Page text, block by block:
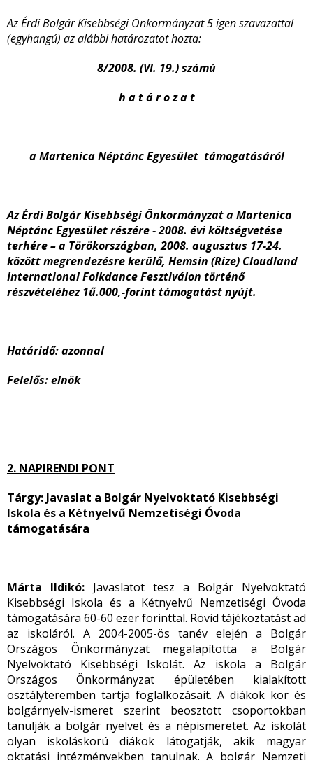
Az Érdi Bolgár Kisebbségi Önkormányzat 5 igen szavazattal
(egyhangú) az alábbi határozatot hozta:
8/2008. (VI. 19.) számú
h a t á r o z a t
a Martenica Néptánc Egyesület támogatásáról
Az Érdi Bolgár Kisebbségi Önkormányzat a Martenica
Néptánc Egyesület részére - 2008. évi költségvetése
terhére – a Törökországban, 2008. augusztus 17-24.
között megrendezésre kerülő, Hemsin (Rize) Cloudland
International Folkdance Fesztiválon történő
részvételéhez 1ű.000,-forint támogatást nyújt.
Határidő: azonnal
Felelős: elnök
2. NAPIRENDI PONT
Tárgy: Javaslat a Bolgár Nyelvoktató Kisebbségi
Iskola és a Kétnyelvű Nemzetiségi Óvoda
támogatására
Márta Ildikó: Javaslatot tesz a Bolgár Nyelvoktató
Kisebbségi Iskola és a Kétnyelvű Nemzetiségi Óvoda
támogatására 60-60 ezer forinttal. Rövid tájékoztatást ad
az iskoláról. A 2004-2005-ös tanév elején a Bolgár
Országos Önkormányzat megalapította a Bolgár
Nyelvoktató Kisebbségi Iskolát. Az iskola a Bolgár
Országos Önkormányzat épületében kialakított
osztályteremben tartja foglalkozásait. A diákok kor és
bolgárnyelv-ismeret szerint beosztott csoportokban
tanulják a bolgár nyelvet és a népismeretet. Az iskolát
olyan iskoláskorú diákok látogatják, akik magyar
oktatási intézményekben tanulnak. A bolgár Nemzeti